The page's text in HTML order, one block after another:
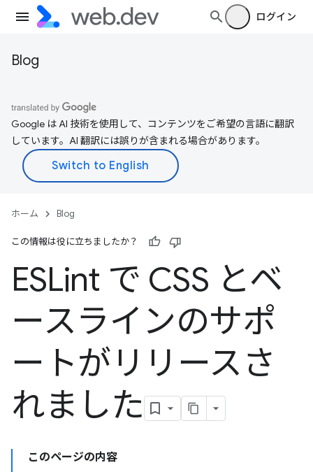
ログイン
Blog
Google は AI 技術を使用して、コンテンツをご希望の言語に翻訳
しています。AI 翻訳には誤りが含まれる場合があります。
ホーム Blog
この情報は役に立ちましたか？
ESLint で CSS とベ
ースラインのサポ
ートがリリースさ
れました
このページの内容